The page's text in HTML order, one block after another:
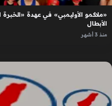
«ملاكمو الأوليمبي» في عهدة
الأبطال
منذ 3 أشهر